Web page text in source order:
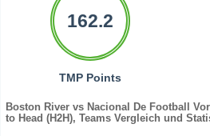
162.2
TMP Points
Boston River vs Nacional De Football
to Head (H2H), Teams Vergleich und